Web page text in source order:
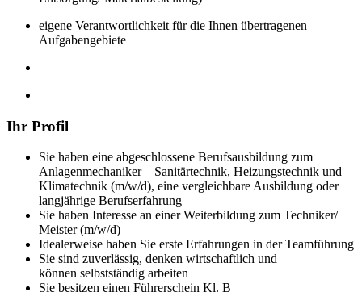
eigene Verantwortlichkeit für die Ihnen übertragenen
Aufgabengebiete
Ihr Profil
Sie haben eine abgeschlossene Berufsausbildung zum
Anlagenmechaniker – Sanitärtechnik, Heizungstechnik und
Klimatechnik (m/w/d), eine vergleichbare Ausbildung oder
langjährige Berufserfahrung
Sie haben Interesse an einer Weiterbildung zum Techniker/
Meister (m/w/d)
Idealerweise haben Sie erste Erfahrungen in der Teamführung
Sie sind zuverlässig, denken wirtschaftlich und
können selbstständig arbeiten
Sie besitzen einen Führerschein Kl. B